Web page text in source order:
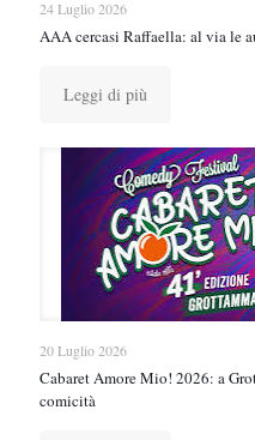
24 Luglio 2026
AAA cercasi Raffaella: al via le
Leggi di più
20 Luglio 2026
Cabaret Amore Mio! 2026: a
comicità